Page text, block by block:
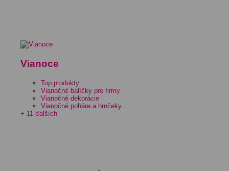
Vianoce
Top produkty
Vianočné balíčky pre firmy
Vianočné dekorácie
Vianočné poháre a hrnčeky
+ 11 ďalších